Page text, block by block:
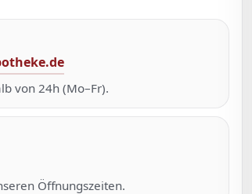
von 24h (Mo–Fr).
Öffnungszeiten.